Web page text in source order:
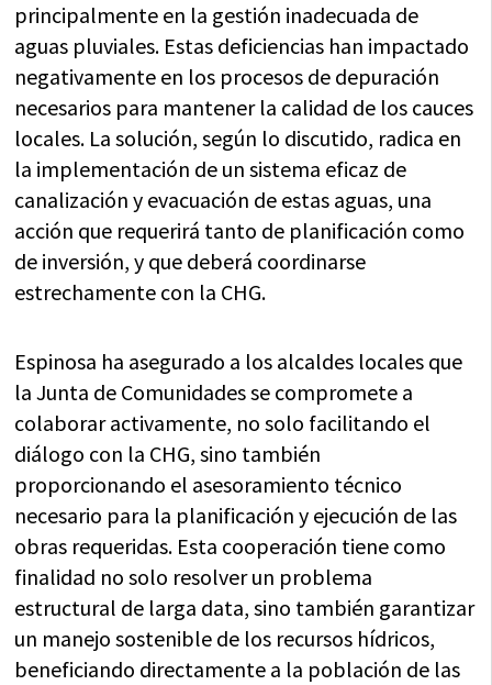
principalmente en la gestión inadecuada de
aguas pluviales. Estas deficiencias han impactado
negativamente en los procesos de depuración
necesarios para mantener la calidad de los cauces
locales. La solución, según lo discutido, radica en
la implementación de un sistema eficaz de
canalización y evacuación de estas aguas, una
acción que requerirá tanto de planificación como
de inversión, y que deberá coordinarse
estrechamente con la CHG.
Espinosa ha asegurado a los alcaldes locales que
la Junta de Comunidades se compromete a
colaborar activamente, no solo facilitando el
diálogo con la CHG, sino también
proporcionando el asesoramiento técnico
necesario para la planificación y ejecución de las
obras requeridas. Esta cooperación tiene como
finalidad no solo resolver un problema
estructural de larga data, sino también garantizar
un manejo sostenible de los recursos hídricos,
beneficiando directamente a la población de las